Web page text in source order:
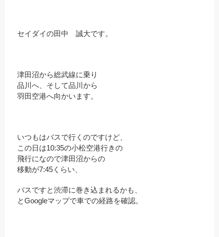
セイダイの田中 誠大です。
津田沼から総武線に乗り
品川へ、そして品川から
羽田空港へ向かいます。
いつもはバスで行くのですけど、
この日は10:35の小松空港行きの
飛行になので津田沼からの
移動が7:45くらい、
バスですと渋滞に巻き込まれるかも、
とGoogleマップで車での経路を確認。